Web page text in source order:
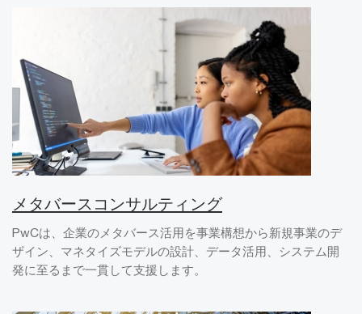
メタバースコンサルティング
PwCは、企業のメタバース活用を事業構想から新規事業のデ
ザイン、マネタイズモデルの設計、データ活用、システム開
発に至るまで一貫して支援します。